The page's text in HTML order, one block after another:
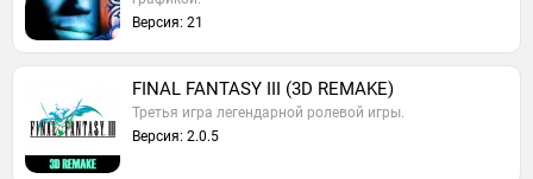
Версия: 21
FINAL FANTASY III (3D REMAKE)
Третья игра легендарной ролевой игры.
Версия: 2.0.5